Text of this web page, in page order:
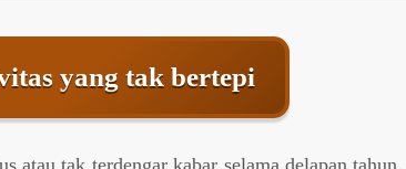
yang tak bertepi